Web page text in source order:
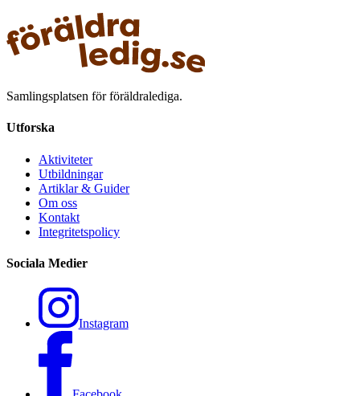
Samlingsplatsen för föräldralediga.
Utforska
Aktiviteter
Utbildningar
Artiklar & Guider
Om oss
Kontakt
Integritetspolicy
Sociala Medier
Instagram